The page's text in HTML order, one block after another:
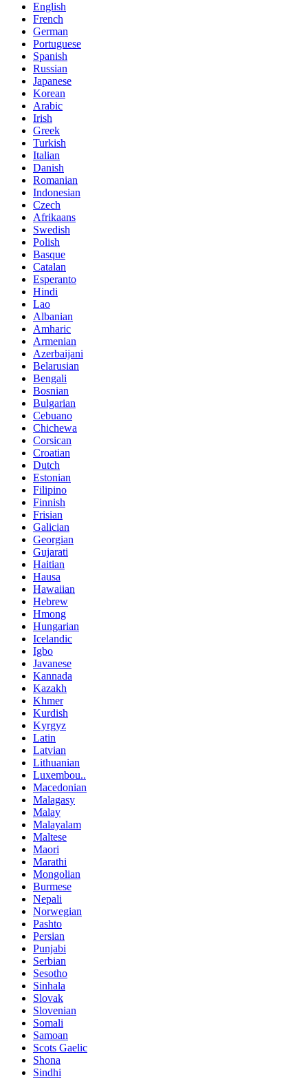
English
French
German
Portuguese
Spanish
Russian
Japanese
Korean
Arabic
Irish
Greek
Turkish
Italian
Danish
Romanian
Indonesian
Czech
Afrikaans
Swedish
Polish
Basque
Catalan
Esperanto
Hindi
Lao
Albanian
Amharic
Armenian
Azerbaijani
Belarusian
Bengali
Bosnian
Bulgarian
Cebuano
Chichewa
Corsican
Croatian
Dutch
Estonian
Filipino
Finnish
Frisian
Galician
Georgian
Gujarati
Haitian
Hausa
Hawaiian
Hebrew
Hmong
Hungarian
Icelandic
Igbo
Javanese
Kannada
Kazakh
Khmer
Kurdish
Kyrgyz
Latin
Latvian
Lithuanian
Luxembou..
Macedonian
Malagasy
Malay
Malayalam
Maltese
Maori
Marathi
Mongolian
Burmese
Nepali
Norwegian
Pashto
Persian
Punjabi
Serbian
Sesotho
Sinhala
Slovak
Slovenian
Somali
Samoan
Scots Gaelic
Shona
Sindhi